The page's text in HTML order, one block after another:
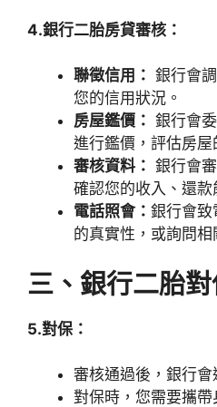
4.銀行二胎房貸審核：
聯徵信用： 銀行會
您的信用狀況。
房屋鑑價： 銀行會
進行鑑價，評估房屋
審核資料： 銀行會
確認您的收入、還款
電話照會： 銀行會致
的真實性，或詢問相
三、銀行二胎對
5.對保：
審核通過後，銀行會
對保時，您需要攜帶